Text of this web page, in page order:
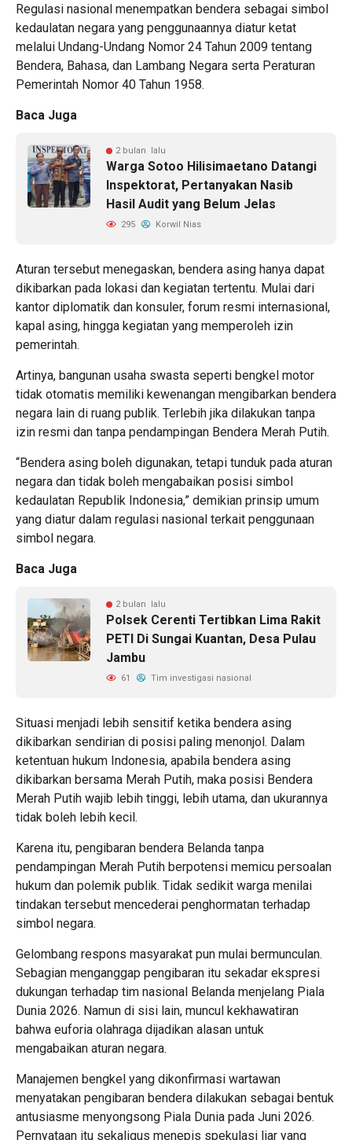
Regulasi nasional menempatkan bendera sebagai simbol
kedaulatan negara yang penggunaannya diatur ketat
melalui Undang-Undang Nomor 24 Tahun 2009 tentang
Bendera, Bahasa, dan Lambang Negara serta Peraturan
Pemerintah Nomor 40 Tahun 1958.
Baca Juga
2 bulan lalu
Warga Sotoo Hilisimaetano Datangi
Inspektorat, Pertanyakan Nasib
Hasil Audit yang Belum Jelas
295 Korwil Nias
Aturan tersebut menegaskan, bendera asing hanya dapat
dikibarkan pada lokasi dan kegiatan tertentu. Mulai dari
kantor diplomatik dan konsuler, forum resmi internasional,
kapal asing, hingga kegiatan yang memperoleh izin
pemerintah.
Artinya, bangunan usaha swasta seperti bengkel motor
tidak otomatis memiliki kewenangan mengibarkan bendera
negara lain di ruang publik. Terlebih jika dilakukan tanpa
izin resmi dan tanpa pendampingan Bendera Merah Putih.
“Bendera asing boleh digunakan, tetapi tunduk pada aturan
negara dan tidak boleh mengabaikan posisi simbol
kedaulatan Republik Indonesia,” demikian prinsip umum
yang diatur dalam regulasi nasional terkait penggunaan
simbol negara.
Baca Juga
2 bulan lalu
Polsek Cerenti Tertibkan Lima Rakit
PETI Di Sungai Kuantan, Desa Pulau
Jambu
61 Tim investigasi nasional
Situasi menjadi lebih sensitif ketika bendera asing
dikibarkan sendirian di posisi paling menonjol. Dalam
ketentuan hukum Indonesia, apabila bendera asing
dikibarkan bersama Merah Putih, maka posisi Bendera
Merah Putih wajib lebih tinggi, lebih utama, dan ukurannya
tidak boleh lebih kecil.
Karena itu, pengibaran bendera Belanda tanpa
pendampingan Merah Putih berpotensi memicu persoalan
hukum dan polemik publik. Tidak sedikit warga menilai
tindakan tersebut mencederai penghormatan terhadap
simbol negara.
Gelombang respons masyarakat pun mulai bermunculan.
Sebagian menganggap pengibaran itu sekadar ekspresi
dukungan terhadap tim nasional Belanda menjelang Piala
Dunia 2026. Namun di sisi lain, muncul kekhawatiran
bahwa euforia olahraga dijadikan alasan untuk
mengabaikan aturan negara.
Manajemen bengkel yang dikonfirmasi wartawan
menyatakan pengibaran bendera dilakukan sebagai bentuk
antusiasme menyongsong Piala Dunia pada Juni 2026.
Pernyataan itu sekaligus menepis spekulasi liar yang